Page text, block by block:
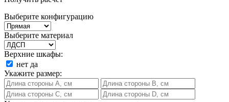
Выберите конфигурацию
Выберите материал
Верхние шкафы:
нет да
Укажите размер: